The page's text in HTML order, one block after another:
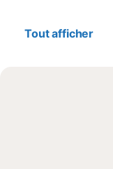
Tout afficher